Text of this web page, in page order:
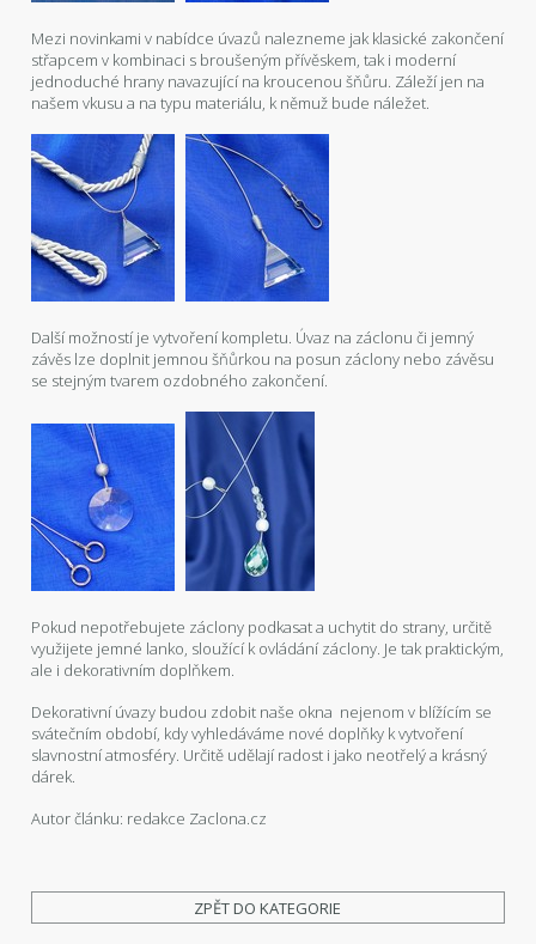
Mezi novinkami v nabídce úvazů nalezneme jak klasické zakončení
střapcem v kombinaci s broušeným přívěskem, tak i moderní
jednoduché hrany navazující na kroucenou šňůru. Záleží jen na
našem vkusu a na typu materiálu, k němuž bude náležet.
Další možností je vytvoření kompletu. Úvaz na záclonu či jemný
závěs lze doplnit jemnou šňůrkou na posun záclony nebo závěsu
se stejným tvarem ozdobného zakončení.
Pokud nepotřebujete záclony podkasat a uchytit do strany, určitě
využijete jemné lanko, sloužící k ovládání záclony. Je tak praktickým,
ale i dekorativním doplňkem.
Dekorativní úvazy budou zdobit naše okna nejenom v blížícím se
svátečním období, kdy vyhledáváme nové doplňky k vytvoření
slavnostní atmosféry. Určitě udělají radost i jako neotřelý a krásný
dárek.
Autor článku: redakce Zaclona.cz
ZPĚT DO KATEGORIE